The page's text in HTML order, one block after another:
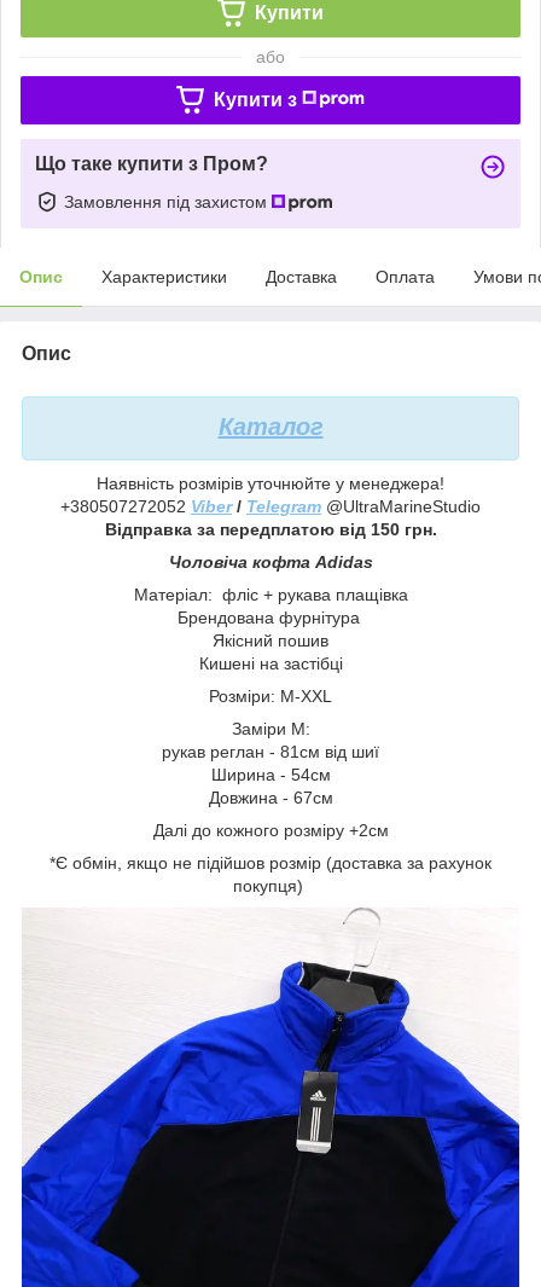
Купити
або
Купити з
Що таке купити з Пром?
Замовлення під захистом
Опис Характеристики Доставка Оплата Умови
Опис
Каталог
Наявність розмірів уточнюйте у менеджера!
+380507272052 Viber/ Telegram @UltraMarineStudio
Відправка за передплатою від 150 грн.
Чоловіча кофта Adidas
Матеріал: фліс + рукава плащівка
Брендована фурнітура
Якісний пошив
Кишені на застібці
Розміри: М-XXL
Заміри М:
рукав реглан - 81см від шиї
Ширина - 54см
Довжина - 67см
Далі до кожного розміру +2см
*Є обмін, якщо не підійшов розмір (доставка за рахунок
покупця)